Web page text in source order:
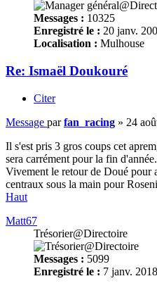
Messages : 10325
Enregistré le : 20 janv.
Localisation : Mulhouse
Re: Ismaël Doukouré
Citer
Message parfan_racing » 24
Il s'est pris 3 gros coups cet
sera carrément pour la fin
Vivement le retour de Doué pour
centraux sous la main pour
Haut
Matt67
Trésorier@Directoire
Messages : 5099
Enregistré le : 7 janv.